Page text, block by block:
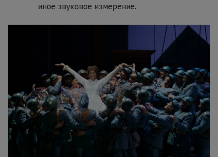
иное звуковое измерение.